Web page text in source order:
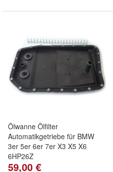
Ölwanne Ölfilter
Automatikgetriebe für BMW
3er 5er 6er 7er X3 X5 X6
6HP26Z
59,00 €